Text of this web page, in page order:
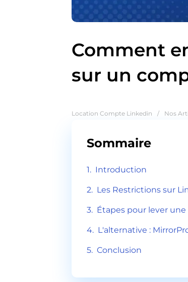
Comment
sur un
Location Compte Linkedin / Nos
Sommaire
Introduction
Les Restrictions sur
Étapes pour lever
L'alternative :
Conclusion